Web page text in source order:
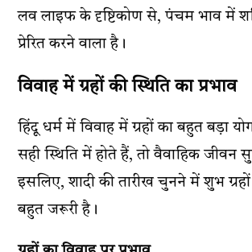
लव लाइफ के दृष्टिकोण से, पंचम भाव में
प्रेरित करने वाला है।
विवाह में ग्रहों की स्थिति का प्रभाव
हिंदू धर्म में विवाह में ग्रहों का बहुत बड़ा
सही स्थिति में होते हैं, तो वैवाहिक जीवन
इसलिए, शादी की तारीख चुनने में शुभ
बहुत जरूरी है।